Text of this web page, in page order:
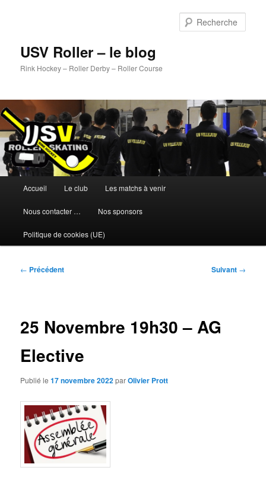
USV Roller – le blog
Rink Hockey – Roller Derby – Roller Course
principal
Accueil Le club Les matchs à venir
Nous contacter … Nos sponsors
Politique de cookies (UE)
Navigation
← Précédent Suivant →
25 Novembre 19h30 – AG
Elective
Publié le17 novembre 2022parOlivier Prott